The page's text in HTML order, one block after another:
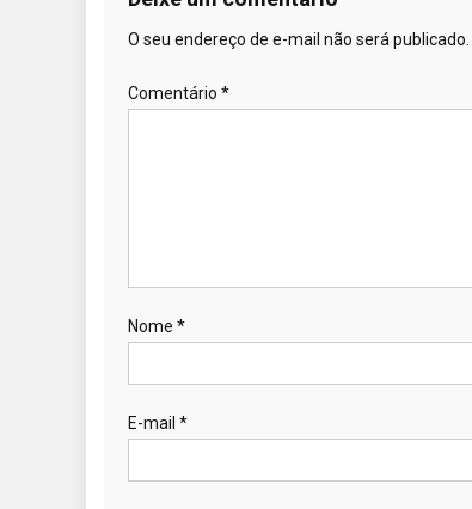
O seu endereço de e-mail não será publicado.
Comentário *
Nome *
E-mail *